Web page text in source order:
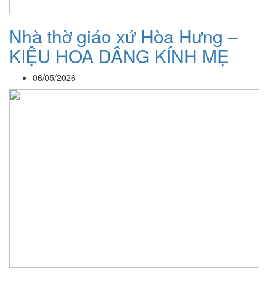
Nhà thờ giáo xứ Hòa Hưng –
KIỆU HOA DÂNG KÍNH MẸ
06/05/2026